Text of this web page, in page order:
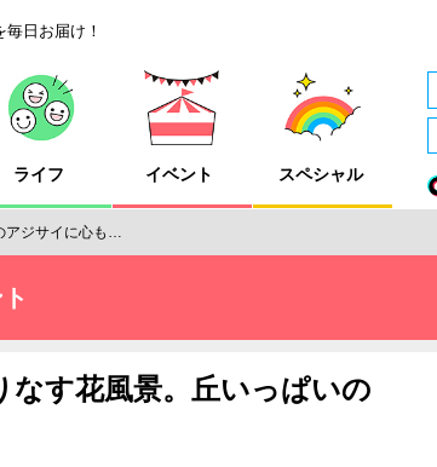
日お届け！
ライフ イベント スペシャル
ジサイに心も…
す花風景。丘いっぱいの